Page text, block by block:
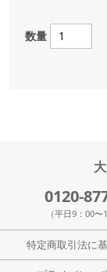
数量
0120-
（平日9：00〜
特定商取引法に